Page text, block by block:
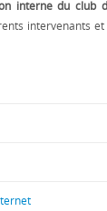
interne du club
intervenants